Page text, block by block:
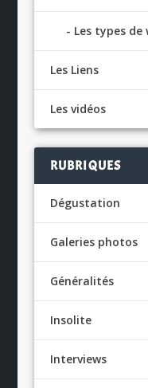
Les types de
Les Liens
Les vidéos
RUBRIQUES
Dégustation
Galeries photos
Généralités
Insolite
Interviews